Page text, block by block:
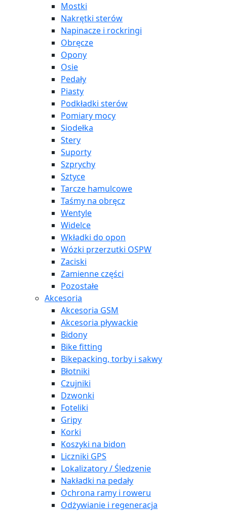
Mostki
Nakrętki sterów
Napinacze i rockringi
Obręcze
Opony
Osie
Pedały
Piasty
Podkładki sterów
Pomiary mocy
Siodełka
Stery
Suporty
Szprychy
Sztyce
Tarcze hamulcowe
Taśmy na obręcz
Wentyle
Widelce
Wkładki do opon
Wózki przerzutki OSPW
Zaciski
Zamienne części
Pozostałe
Akcesoria
Akcesoria GSM
Akcesoria pływackie
Bidony
Bike fitting
Bikepacking, torby i sakwy
Błotniki
Czujniki
Dzwonki
Foteliki
Gripy
Korki
Koszyki na bidon
Liczniki GPS
Lokalizatory / Śledzenie
Nakładki na pedały
Ochrona ramy i roweru
Odżywianie i regeneracja